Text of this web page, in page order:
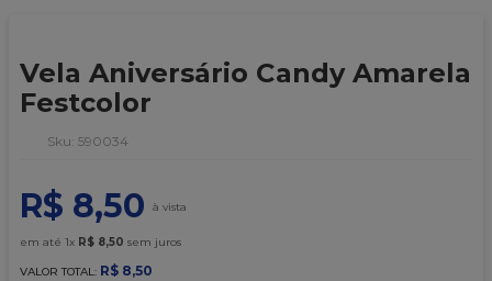
Vela Aniversário Candy Amarela
Festcolor
: 590034
R$ 8,50
em até 1x R$ 8,50 sem juros
VALOR TOTAL: R$ 8,50
6
sacola
9º
caixa kraft
10º chocolate